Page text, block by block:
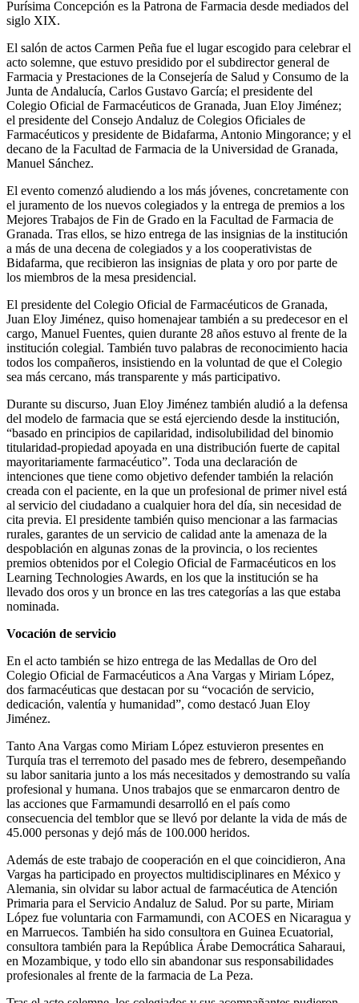
Purísima Concepción es la Patrona de Farmacia desde mediados del
siglo XIX.
El salón de actos Carmen Peña fue el lugar escogido para celebrar el
acto solemne, que estuvo presidido por el subdirector general de
Farmacia y Prestaciones de la Consejería de Salud y Consumo de la
Junta de Andalucía, Carlos Gustavo García; el presidente del
Colegio Oficial de Farmacéuticos de Granada, Juan Eloy Jiménez;
el presidente del Consejo Andaluz de Colegios Oficiales de
Farmacéuticos y presidente de Bidafarma, Antonio Mingorance; y el
decano de la Facultad de Farmacia de la Universidad de Granada,
Manuel Sánchez.
El evento comenzó aludiendo a los más jóvenes, concretamente con
el juramento de los nuevos colegiados y la entrega de premios a los
Mejores Trabajos de Fin de Grado en la Facultad de Farmacia de
Granada. Tras ellos, se hizo entrega de las insignias de la institución
a más de una decena de colegiados y a los cooperativistas de
Bidafarma, que recibieron las insignias de plata y oro por parte de
los miembros de la mesa presidencial.
El presidente del Colegio Oficial de Farmacéuticos de Granada,
Juan Eloy Jiménez, quiso homenajear también a su predecesor en el
cargo, Manuel Fuentes, quien durante 28 años estuvo al frente de la
institución colegial. También tuvo palabras de reconocimiento hacia
todos los compañeros, insistiendo en la voluntad de que el Colegio
sea más cercano, más transparente y más participativo.
Durante su discurso, Juan Eloy Jiménez también aludió a la defensa
del modelo de farmacia que se está ejerciendo desde la institución,
“basado en principios de capilaridad, indisolubilidad del binomio
titularidad-propiedad apoyada en una distribución fuerte de capital
mayoritariamente farmacéutico”. Toda una declaración de
intenciones que tiene como objetivo defender también la relación
creada con el paciente, en la que un profesional de primer nivel está
al servicio del ciudadano a cualquier hora del día, sin necesidad de
cita previa. El presidente también quiso mencionar a las farmacias
rurales, garantes de un servicio de calidad ante la amenaza de la
despoblación en algunas zonas de la provincia, o los recientes
premios obtenidos por el Colegio Oficial de Farmacéuticos en los
Learning Technologies Awards, en los que la institución se ha
llevado dos oros y un bronce en las tres categorías a las que estaba
nominada.
Vocación de servicio
En el acto también se hizo entrega de las Medallas de Oro del
Colegio Oficial de Farmacéuticos a Ana Vargas y Miriam López,
dos farmacéuticas que destacan por su “vocación de servicio,
dedicación, valentía y humanidad”, como destacó Juan Eloy
Jiménez.
Tanto Ana Vargas como Miriam López estuvieron presentes en
Turquía tras el terremoto del pasado mes de febrero, desempeñando
su labor sanitaria junto a los más necesitados y demostrando su valía
profesional y humana. Unos trabajos que se enmarcaron dentro de
las acciones que Farmamundi desarrolló en el país como
consecuencia del temblor que se llevó por delante la vida de más de
45.000 personas y dejó más de 100.000 heridos.
Además de este trabajo de cooperación en el que coincidieron, Ana
Vargas ha participado en proyectos multidisciplinares en México y
Alemania, sin olvidar su labor actual de farmacéutica de Atención
Primaria para el Servicio Andaluz de Salud. Por su parte, Miriam
López fue voluntaria con Farmamundi, con ACOES en Nicaragua y
en Marruecos. También ha sido consultora en Guinea Ecuatorial,
consultora también para la República Árabe Democrática Saharaui,
en Mozambique, y todo ello sin abandonar sus responsabilidades
profesionales al frente de la farmacia de La Peza.